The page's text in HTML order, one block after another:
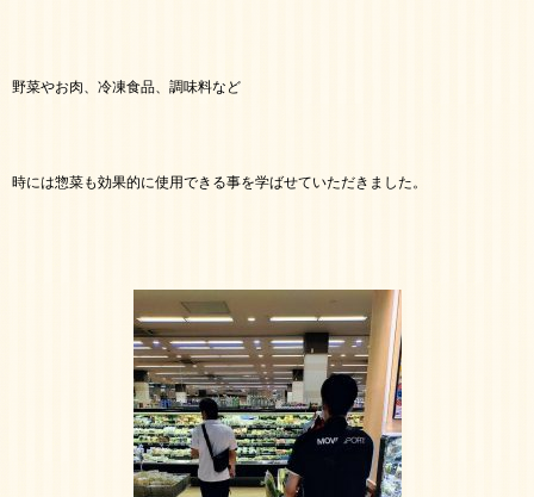
野菜やお肉、冷凍食品、調味料など
時には惣菜も効果的に使用できる事を学ばせていただきました。